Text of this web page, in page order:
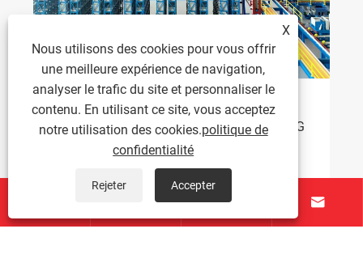
Des clients vénézuéliens explorent les
solutions d'extraction de noix à TAICHUANG
Voir plus >>
 
X
Nous utilisons des cookies pour vous offrir
une meilleure expérience de navigation,
analyser le trafic du site et personnaliser le
contenu. En utilisant ce site, vous acceptez
notre utilisation des cookies.politique de
confidentialité
Rejeter Accepter